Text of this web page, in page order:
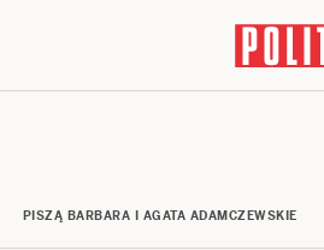
PISZĄ BARBARA I AGATA ADAMCZEWSKIE